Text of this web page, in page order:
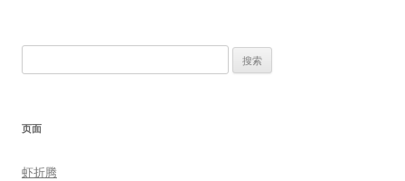
索：
页面
虾折腾